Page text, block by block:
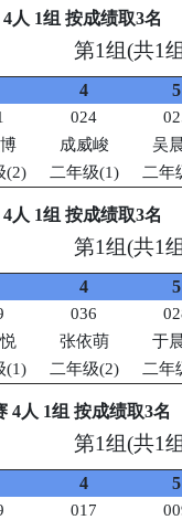
人 1组 按成绩取3名
第1组(共1
4 5
024
成威峻
吴
(2) 二年级(1) 二年
人 1组 按成绩取3名
第1组(共1
4 5
036
张依萌
于
(1) 二年级(2) 二年
4人 1组 按成绩取3名
第1组(共1
4 5
017